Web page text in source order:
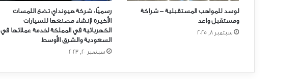
لوسد للمواهب المستقبلية – شراكة
ومستقبل واعد
سبتمبر 8, 2025
رسميًا: شركة هيونداي تضع اللمسات
الأخيرة لإنشاء مصنعها للسيارات
الكهربائية في المملكة لخدمة عملائها في
السعودية والشرق الأوسط
سبتمبر 20, 2023